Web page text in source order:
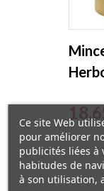
Prix
Ce site Web
pour améliorer
publicités liées à
habitudes de
à son utilisation,